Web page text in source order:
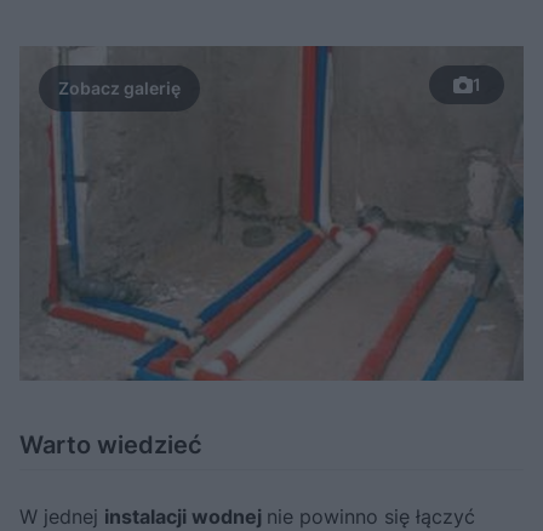
1
Warto wiedzieć
W jednej instalacji wodnej nie powinno się łączyć